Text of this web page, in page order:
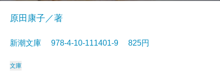
原田康子／著
新潮文庫 978-4-10-111401-9 825円
文庫